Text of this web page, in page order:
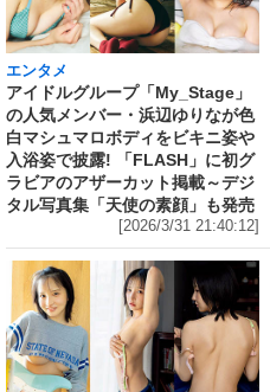
エンタメ
アイドルグループ「My_Stage」
の人気メンバー・浜辺ゆりなが色
白マシュマロボディをビキニ姿や
入浴姿で披露! 「FLASH」に初グ
ラビアのアザーカット掲載～デジ
タル写真集「天使の素顔」も発売
[2026/3/31 21:40:12]